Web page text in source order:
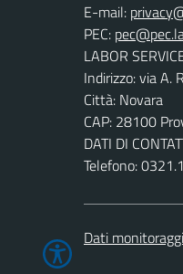
E-mail:
PEC:
LABOR
Indirizzo: via A.
Città: Novara
CAP: 28100
DATI DI
Telefono:
Dati